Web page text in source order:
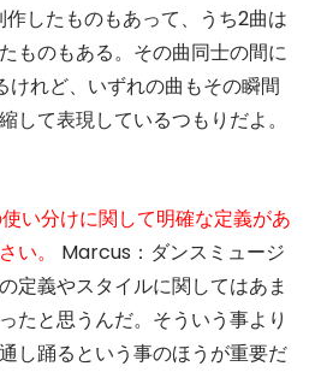
したものもあって、うち2曲は
ものもある。その曲同士の間に
けれど、いずれの曲もその瞬間
して表現しているつもりだよ。
い分けに関して明確な定義があ
い。
Marcus：ダンスミュージ
定義やスタイルに関してはあま
たと思うんだ。そういう事より
し踊るという事のほうが重要だ